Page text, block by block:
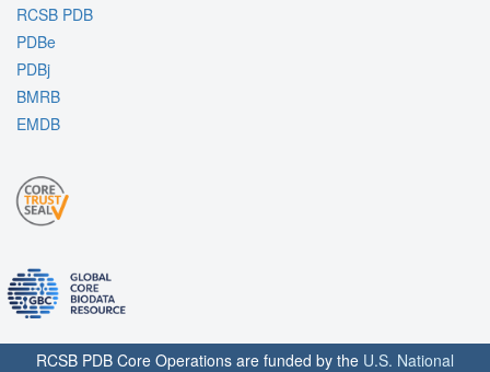
RCSB PDB
PDBe
PDBj
BMRB
EMDB
RCSB PDB Core Operations are funded by the U.S. National